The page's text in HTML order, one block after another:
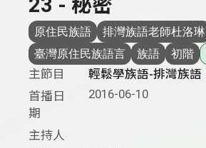
23 - 秘密
原住民族語 排灣族語老師杜洛琳
臺灣原住民族語言
族語 初階
主節目
輕鬆學族語-排灣族語
首播日
期
2016-06-10
主持人